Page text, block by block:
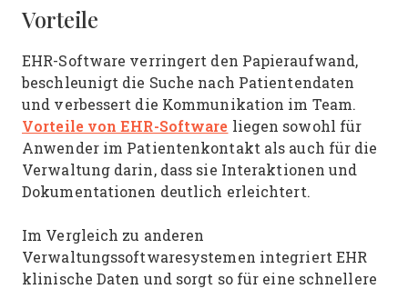
Vorteile
EHR-Software verringert den Papieraufwand,
beschleunigt die Suche nach Patientendaten
und verbessert die Kommunikation im Team.
Vorteile von EHR-Software liegen sowohl für
Anwender im Patientenkontakt als auch für die
Verwaltung darin, dass sie Interaktionen und
Dokumentationen deutlich erleichtert.
Im Vergleich zu anderen
Verwaltungssoftwaresystemen integriert EHR
klinische Daten und sorgt so für eine schnellere